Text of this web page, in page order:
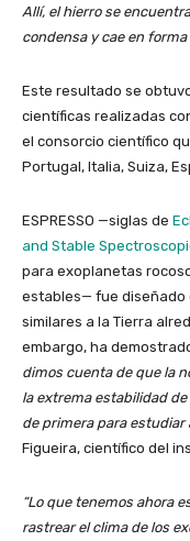
Allí, el hierro se
condensa y cae en
Este resultado se
científicas realizadas
el consorcio científico
Portugal, Italia, Suiza,
ESPRESSO —siglas de
and Stable
para exoplanetas
estables— fue diseñado
similares a la Tierra
embargo, ha
dimos cuenta de que la
la extrema estabilidad de
de primera para
Figueira, científico del
“Lo que tenemos ahora
rastrear el clima de los